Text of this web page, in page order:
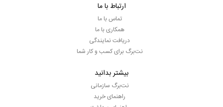
ارتباط با ما
تماس با ما
همکاری با ما
دریافت نمایندگی
نت‌برگ برای کسب و کار شما
بیشتر بدانید
نت‌برگ سازمانی
راهنمای خرید